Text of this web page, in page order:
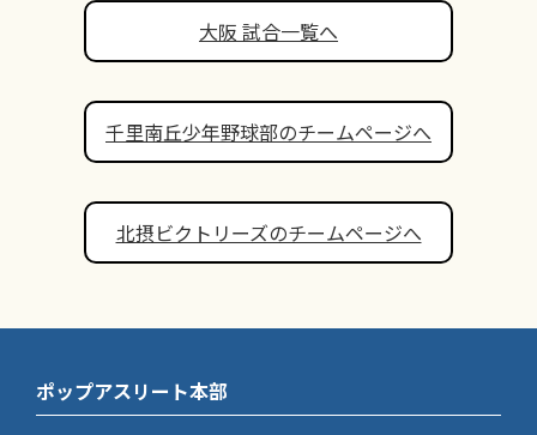
大阪 試合一覧へ
千里南丘少年野球部のチームページへ
北摂ビクトリーズのチームページへ
ポップアスリート本部